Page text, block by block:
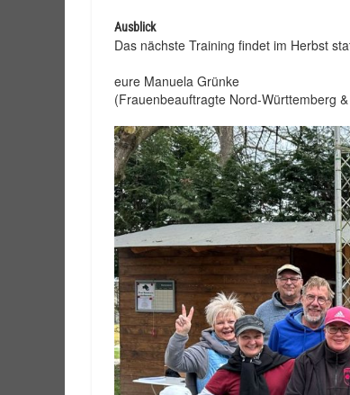
Ausblick
Das nächste Training findet im Herbst
eure Manuela Grünke
(Frauenbeauftragte Nord-Württemberg